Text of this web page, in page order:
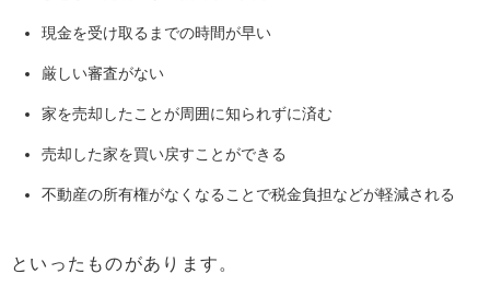
現金を受け取るまでの時間が早い
厳しい審査がない
家を売却したことが周囲に知られずに済む
売却した家を買い戻すことができる
不動産の所有権がなくなることで税金負担などが軽減される
といったものがあります。